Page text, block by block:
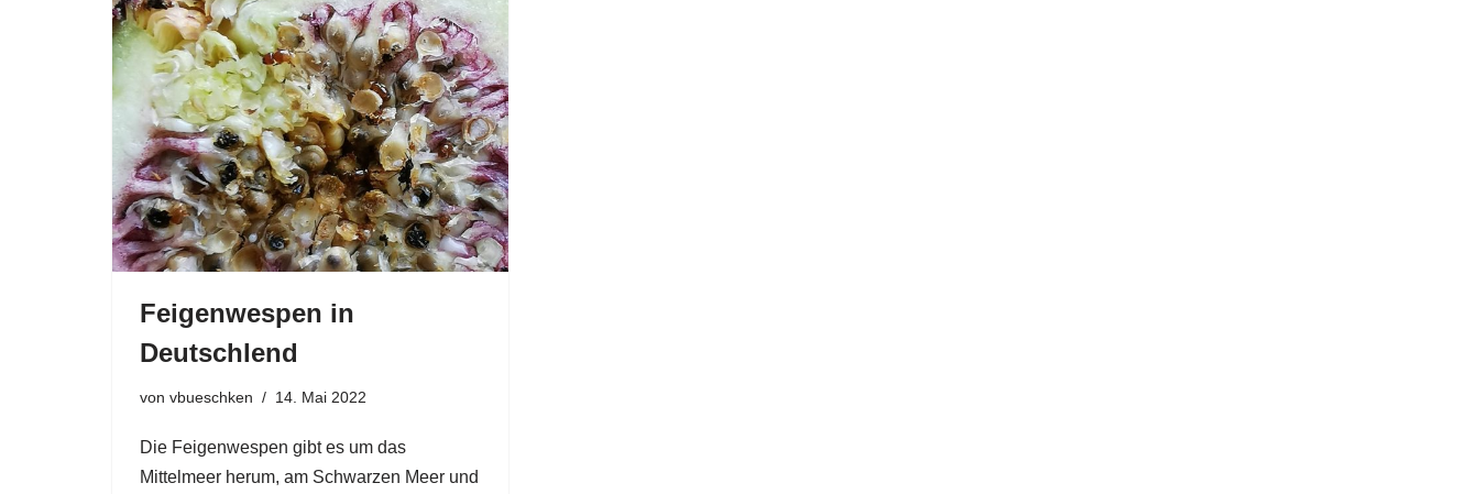
Feigenwespen in
Deutschlend
von vbueschken 14. Mai 2022
Die Feigenwespen gibt es um das
Mittelmeer herum, am Schwarzen Meer und